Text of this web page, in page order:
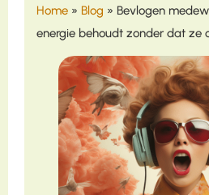
Home » Blog » Bevlogen
energie behoudt zonder dat ze